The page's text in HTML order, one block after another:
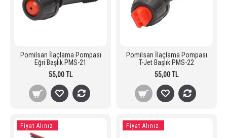
Pomilsan İlaçlama Pompası
Eğri Başlık PMS-21
55,00 TL
Pomilsan İlaçlama Pompası
T-Jet Başlık PMS-22
55,00 TL
Fiyat Alınız. Fiyat Alınız.